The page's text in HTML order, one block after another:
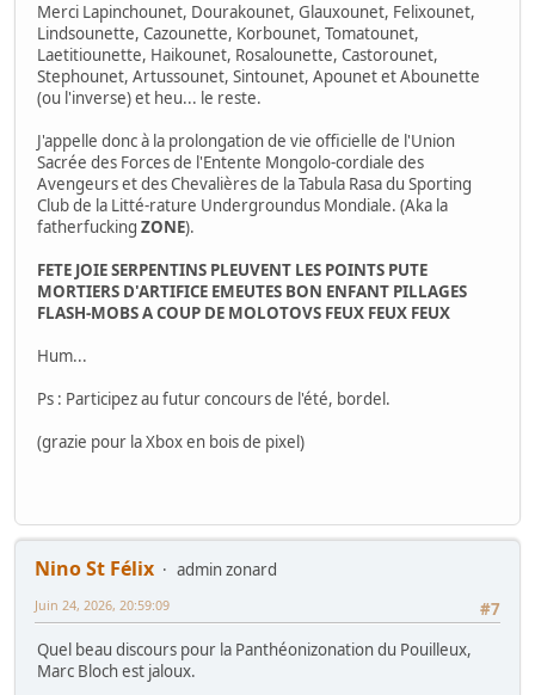
Merci Lapinchounet, Dourakounet, Glauxounet, Felixounet,
Lindsounette, Cazounette, Korbounet, Tomatounet,
Laetitiounette, Haikounet, Rosalounette, Castorounet,
Stephounet, Artussounet, Sintounet, Apounet et Abounette
(ou l'inverse) et heu... le reste.
J'appelle donc à la prolongation de vie officielle de l'Union
Sacrée des Forces de l'Entente Mongolo-cordiale des
Avengeurs et des Chevalières de la Tabula Rasa du Sporting
Club de la Litté-rature Undergroundus Mondiale. (Aka la
fatherfucking ZONE).
FETE JOIE SERPENTINS PLEUVENT LES POINTS PUTE
MORTIERS D'ARTIFICE EMEUTES BON ENFANT PILLAGES
FLASH-MOBS A COUP DE MOLOTOVS FEUX FEUX FEUX
Hum...
Ps : Participez au futur concours de l'été, bordel.
(grazie pour la Xbox en bois de pixel)
Nino St Félix
admin zonard
#7
Juin 24, 2026, 20:59:09
Quel beau discours pour la Panthéonizonation du Pouilleux,
Marc Bloch est jaloux.